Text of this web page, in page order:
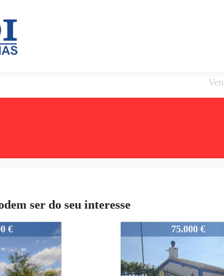
ser do seu interesse
€ 07658 75.000 €